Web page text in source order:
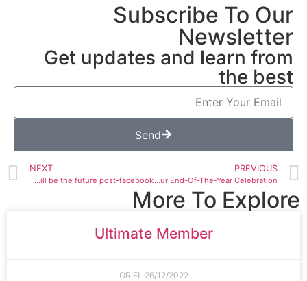
Subscribe To Our
Newsletter
Get updates and learn from
the best
Send
PREVIOUS
Let’s Party: Our End-Of-The-Year Celebration
NEXT
what will be the future post-facebook?
More To Explore
Ultimate Member
ORIEL 26/12/2022